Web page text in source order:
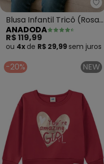
Blusa Infantil Tricô (Rosa
Claro)
ANADODA
R$ 119,99
ou 4x de R$ 29,99 sem juros
-20% NEW